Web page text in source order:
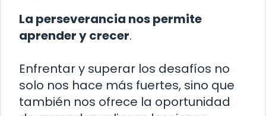
La perseverancia nos permite
aprender y crecer.
Enfrentar y superar los desafíos no
solo nos hace más fuertes, sino que
también nos ofrece la oportunidad